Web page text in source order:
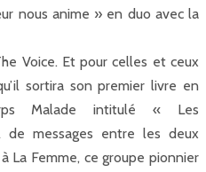
nous anime » en duo avec la
Voice. Et pour celles et ceux
sortira son premier livre en
Malade intitulé « Les
de messages entre les deux
La Femme, ce groupe pionnier